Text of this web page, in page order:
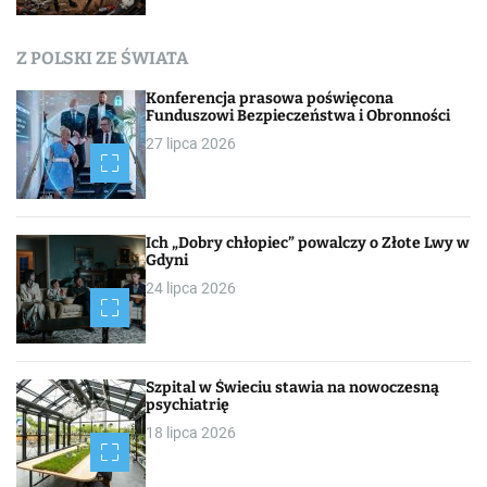
Z POLSKI ZE ŚWIATA
Konferencja prasowa poświęcona
Funduszowi Bezpieczeństwa i Obronności
27 lipca 2026
Ich „Dobry chłopiec” powalczy o Złote Lwy w
Gdyni
24 lipca 2026
Szpital w Świeciu stawia na nowoczesną
psychiatrię
18 lipca 2026